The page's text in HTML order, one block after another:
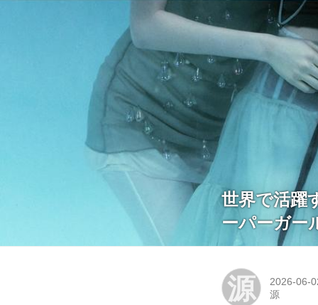
世界で活躍
ーパーガー
源
2026-06-
源